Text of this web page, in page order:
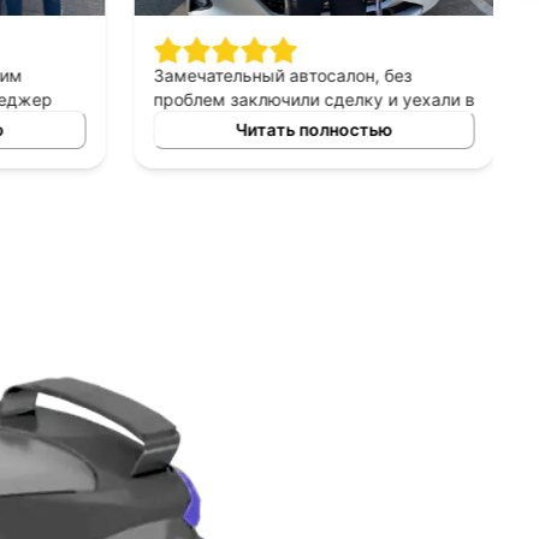
авто
Замечательный автосалон, без
проблем заключили сделку и уехали в
этот же день на новой машине.
Рекомендую!
Читать полностью